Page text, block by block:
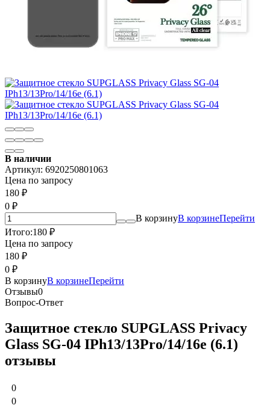
В наличии
Артикул: 6920250801063
Цена по запросу
180 ₽
0 ₽
В корзинуВ корзинеПерейти
Итого:180 ₽
Цена по запросу
180 ₽
0 ₽
В корзинуВ корзинеПерейти
Отзывы0
Вопрос-Ответ
Защитное стекло SUPGLASS Privacy
Glass SG-04 IPh13/13Pro/14/16e (6.1)
отзывы
0
0